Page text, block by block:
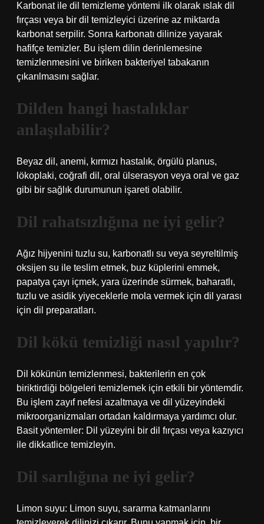
Karbonat ile dil temizleme yöntemi ilk olarak ıslak dil
fırçası veya bir dil temizleyici üzerine az miktarda
karbonat serpilir. Sonra karbonatı dilinize yayarak
hafifçe temizler. Bu işlem dilin derinlemesine
temizlenmesini ve biriken bakteriyel tabakanın
çıkarılmasını sağlar.
Dilden hangi hastalıklar
anlaşılabilir?
Beyaz dil, anemi, kırmızı hastalık, örgülü planus,
lökoplaki, coğrafi dil, oral ülserasyon veya oral ve gaz
gibi bir sağlık durumunun işareti olabilir.
Dil rahatsızlığına ne iyi gelir?
Ağız hijyenini tuzlu su, karbonatlı su veya seyreltilmiş
oksijen su ile teslim etmek, buz küplerini emmek,
papatya çayı içmek, yara üzerinde sürmek, baharatlı,
tuzlu ve asidik yiyeceklerle mola vermek için dil yarası
için dil preparatları.
Dil kökü temizliği nasıl yapılır?
Dil kökünün temizlenmesi, bakterilerin en çok
biriktirdiği bölgeleri temizlemek için etkili bir yöntemdir.
Bu işlem zayıf nefesi azaltmaya ve dil yüzeyindeki
mikroorganizmaları ortadan kaldırmaya yardımcı olur.
Basit yöntemler: Dil yüzeyini bir dil fırçası veya kazıyıcı
ile dikkatlice temizleyin.
Dil sarılığına ne iyi gelir?
Limon suyu: Limon suyu, sararma katmanlarını